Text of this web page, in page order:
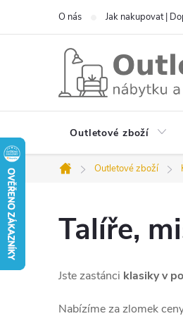
O nás Jak nakupovat |
Outletové zboží
Domů
Outletové zboží
Talíře,
Jste zastánci klasiky v
Nabízíme za zlomek